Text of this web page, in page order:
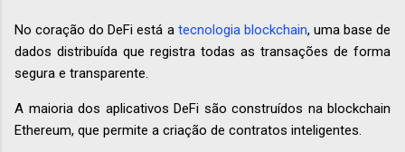
No coração do DeFi está a tecnologia blockchain, uma base de
dados distribuída que registra todas as transações de forma
segura e transparente.
A maioria dos aplicativos DeFi são construídos na blockchain
Ethereum, que permite a criação de contratos inteligentes.